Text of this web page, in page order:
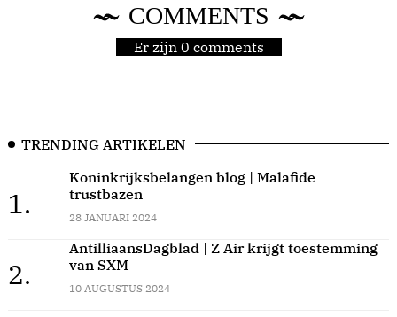
COMMENTS
Er zijn 0 comments
TRENDING ARTIKELEN
1.
Koninkrijksbelangen blog | Malafide
trustbazen
28 JANUARI 2024
2.
AntilliaansDagblad | Z Air krijgt toestemming
van SXM
10 AUGUSTUS 2024